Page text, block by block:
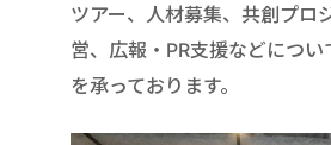
ツアー、人材募集、共創プロ
営、広報・PR支援などにつ
を承っております。